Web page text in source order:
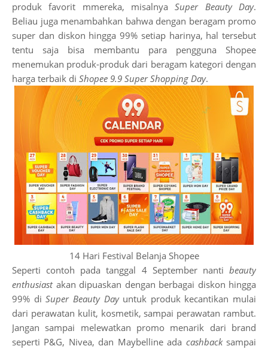
produk favorit mmereka, misalnyaSuper Beauty Day.
Beliau juga menambahkan bahwa dengan beragam promo
super dan diskon hingga 99% setiap harinya, hal tersebut
tentu saja bisa membantu para pengguna Shopee
menemukan produk-produk dari beragam kategori dengan
harga terbaik di Shopee 9.9 Super Shopping Day.
14 Hari Festival Belanja Shopee
Seperti contoh pada tanggal 4 September nanti beauty
enthusiastakan dipuaskan dengan berbagai diskon hingga
99% diSuper Beauty Dayuntuk produk kecantikan mulai
dari perawatan kulit, kosmetik, sampai perawatan rambut.
Jangan sampai melewatkan promo menarik dari brand
seperti P&G, Nivea, dan Maybelline ada cashbacksampai